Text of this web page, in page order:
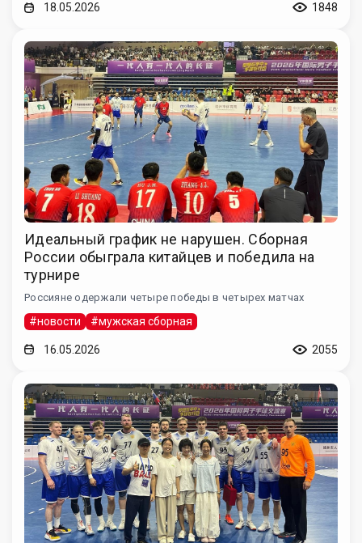
18.05.2026 1848
Идеальный график не нарушен. Сборная
России обыграла китайцев и победила на
турнире
Россияне одержали четыре победы в четырех матчах
#новости #мужская сборная
16.05.2026 2055